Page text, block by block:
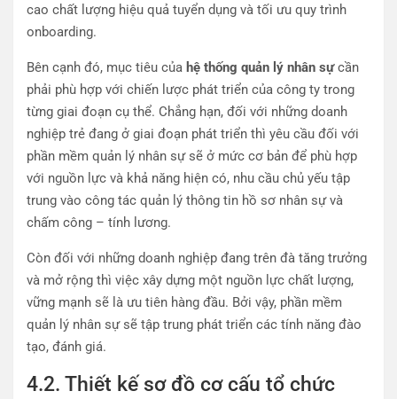
cao chất lượng hiệu quả tuyển dụng và tối ưu quy trình
onboarding.
Bên cạnh đó, mục tiêu của hệ thống quản lý nhân sựcần
phải phù hợp với chiến lược phát triển của công ty trong
từng giai đoạn cụ thể. Chẳng hạn, đối với những doanh
nghiệp trẻ đang ở giai đoạn phát triển thì yêu cầu đối với
phần mềm quản lý nhân sự sẽ ở mức cơ bản để phù hợp
với nguồn lực và khả năng hiện có, nhu cầu chủ yếu tập
trung vào công tác quản lý thông tin hồ sơ nhân sự và
chấm công – tính lương.
Còn đối với những doanh nghiệp đang trên đà tăng trưởng
và mở rộng thì việc xây dựng một nguồn lực chất lượng,
vững mạnh sẽ là ưu tiên hàng đầu. Bởi vậy, phần mềm
quản lý nhân sự sẽ tập trung phát triển các tính năng đào
tạo, đánh giá.
4.2. Thiết kế sơ đồ cơ cấu tổ chức